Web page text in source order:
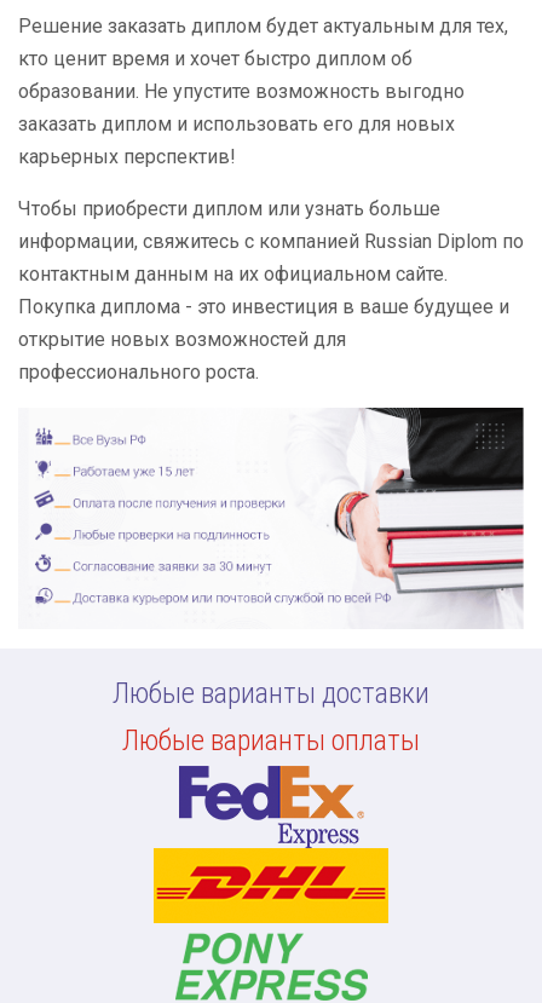
Решение заказать диплом будет актуальным для тех,
кто ценит время и хочет быстро диплом об
образовании. Не упустите возможность выгодно
заказать диплом и использовать его для новых
карьерных перспектив!
Чтобы приобрести диплом или узнать больше
информации, свяжитесь с компанией Russian Diplom по
контактным данным на их официальном сайте.
Покупка диплома - это инвестиция в ваше будущее и
открытие новых возможностей для
профессионального роста.
Любые варианты доставки
Любые варианты оплаты